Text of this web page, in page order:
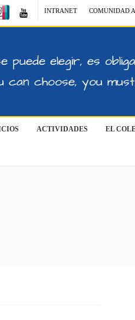
INTRANET COMUNIDAD
puede elegir, es
can choose, you
ACTIVIDADES EL